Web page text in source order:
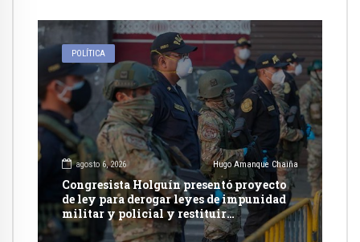
POLÍTICA
agosto 6, 2026 Hugo Amanque Chaiña
Congresista Holguín presentó proyecto
de ley para derogar leyes de impunidad
militar y policial y restituir
competencia de justicia ordinaria